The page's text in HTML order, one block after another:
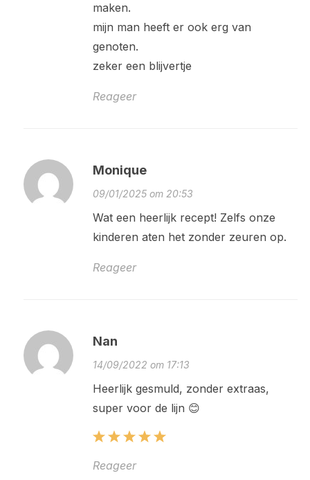
maken.
mijn man heeft er ook erg van
genoten.
zeker een blijvertje
Reageer
Monique
09/01/2025 om 20:53
Wat een heerlijk recept! Zelfs onze
kinderen aten het zonder zeuren op.
Reageer
Nan
14/09/2022 om 17:13
Heerlijk gesmuld, zonder extraas,
super voor de lijn 😊
Reageer